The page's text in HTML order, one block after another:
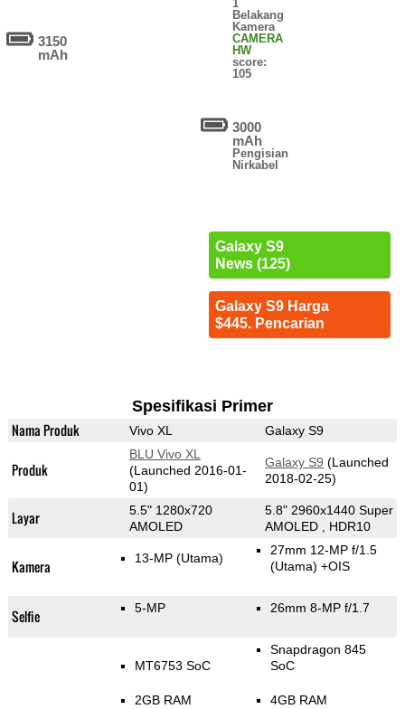
3150
mAh
1
Belakang
Kamera
CAMERA
HW
score:
105
3000
mAh
Pengisian
Nirkabel
Galaxy S9
News (125)
Galaxy S9 Harga
$445. Pencarian
Spesifikasi Primer
Nama Produk Vivo XL Galaxy S9
Produk
BLU Vivo XL
(Launched 2016-01-
01)
Galaxy S9 (Launched
2018-02-25)
Layar
5.5" 1280x720
AMOLED
5.8" 2960x1440 Super
AMOLED , HDR10
Kamera 13-MP (Utama)
27mm 12-MP f/1.5
(Utama) +OIS
Selfie 5-MP 26mm 8-MP f/1.7
MT6753 SoC
2GB RAM
Snapdragon 845
SoC
4GB RAM